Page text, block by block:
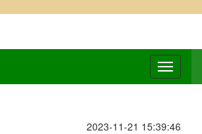
2023-11-21 15:39:46